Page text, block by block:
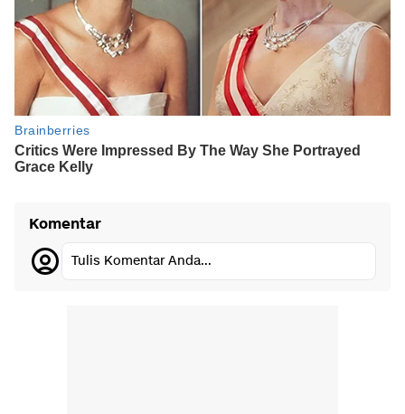
Komentar
Tulis Komentar Anda...